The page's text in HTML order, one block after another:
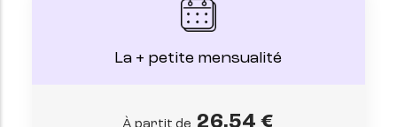
La + petite mensualité
26,54 €